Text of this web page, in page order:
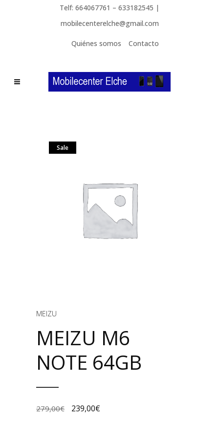
Telf: 664067761 – 633182545 |
mobilecenterelche@gmail.com
Quiénes somos Contacto
Sale
MEIZU
MEIZU M6
NOTE 64GB
279,00€ 239,00€